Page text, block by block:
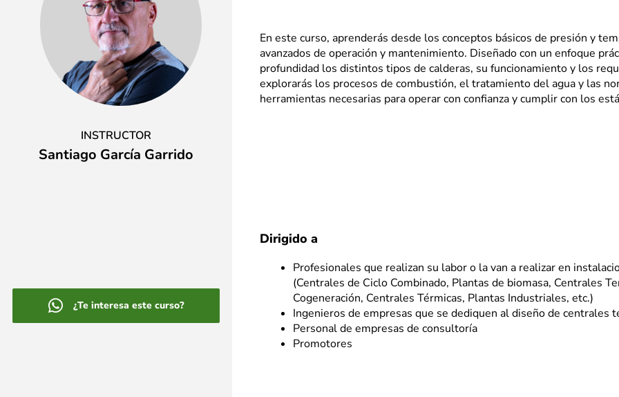
INSTRUCTOR
Santiago García Garrido
¿Te interesa este curso?
En este curso, aprenderás desde los conceptos básicos de presión y
avanzados de operación y mantenimiento. Diseñado con un enfoque
profundidad los distintos tipos de calderas, su funcionamiento y los
explorarás los procesos de combustión, el tratamiento del agua y las
herramientas necesarias para operar con confianza y cumplir con los
Dirigido a
Profesionales que realizan su labor o la van a realizar en
(Centrales de Ciclo Combinado, Plantas de biomasa, Centrales
Cogeneración, Centrales Térmicas, Plantas Industriales, etc.)
Ingenieros de empresas que se dediquen al diseño de centrales
Personal de empresas de consultoría
Promotores